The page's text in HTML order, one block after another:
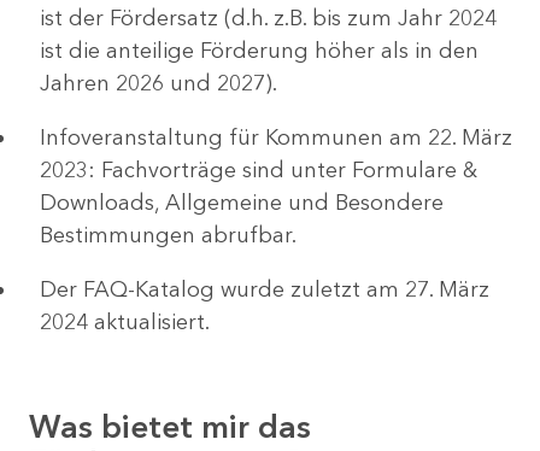
ist der Fördersatz (d.h. z.B. bis zum Jahr 2024
ist die anteilige Förderung höher als in den
Jahren 2026 und 2027).
Infoveranstaltung für Kommunen am 22. März
2023: Fachvorträge sind unter Formulare &
Downloads, Allgemeine und Besondere
Bestimmungen abrufbar.
Der FAQ-Katalog wurde zuletzt am 27. März
2024 aktualisiert.
Was bietet mir das